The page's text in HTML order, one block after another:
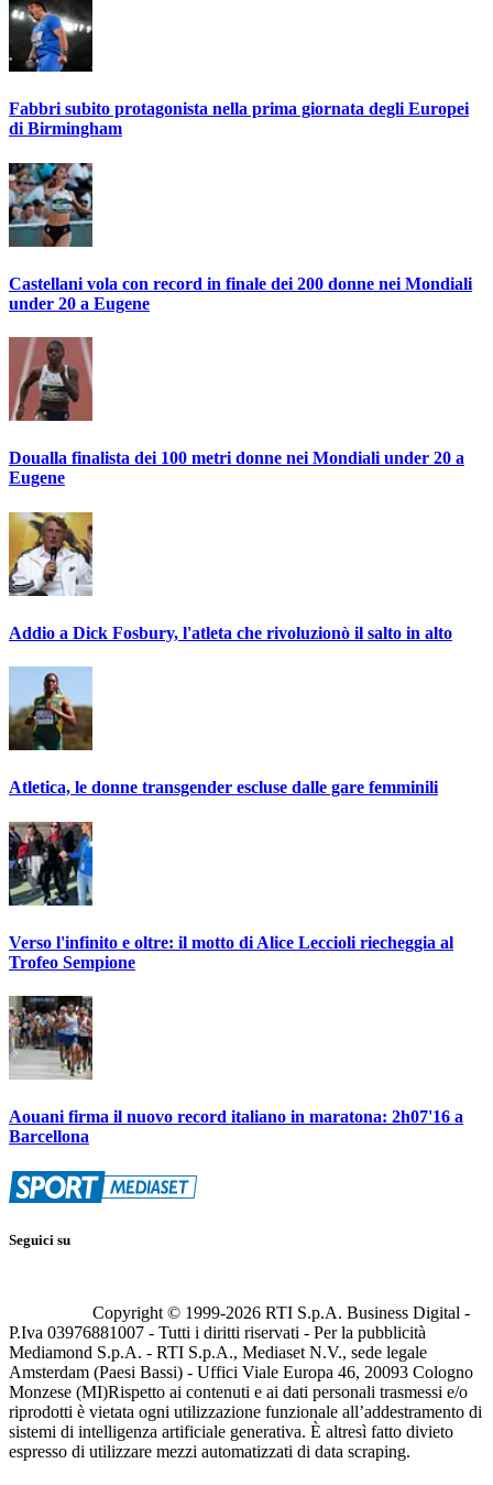
Fabbri subito protagonista nella prima giornata degli Europei
di Birmingham
Castellani vola con record in finale dei 200 donne nei Mondiali
under 20 a Eugene
Doualla finalista dei 100 metri donne nei Mondiali under 20 a
Eugene
Addio a Dick Fosbury, l'atleta che rivoluzionò il salto in alto
Atletica, le donne transgender escluse dalle gare femminili
Verso l'infinito e oltre: il motto di Alice Leccioli riecheggia al
Trofeo Sempione
Aouani firma il nuovo record italiano in maratona: 2h07'16 a
Barcellona
Seguici su
Copyright © 1999-2026 RTI S.p.A. Business Digital -
P.Iva 03976881007 - Tutti i diritti riservati - Per la pubblicità
Mediamond S.p.A. - RTI S.p.A., Mediaset N.V., sede legale
Amsterdam (Paesi Bassi) - Uffici Viale Europa 46, 20093 Cologno
Monzese (MI)Rispetto ai contenuti e ai dati personali trasmessi e/o
riprodotti è vietata ogni utilizzazione funzionale all’addestramento di
sistemi di intelligenza artificiale generativa. È altresì fatto divieto
espresso di utilizzare mezzi automatizzati di data scraping.